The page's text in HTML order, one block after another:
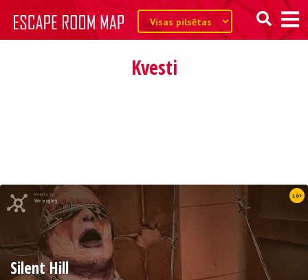
Kvesti
Kvests no
Weasgley
16+
Silent Hill